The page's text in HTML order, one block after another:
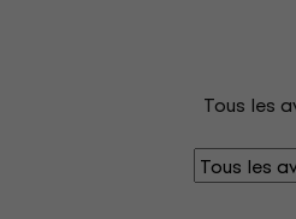
Tous les